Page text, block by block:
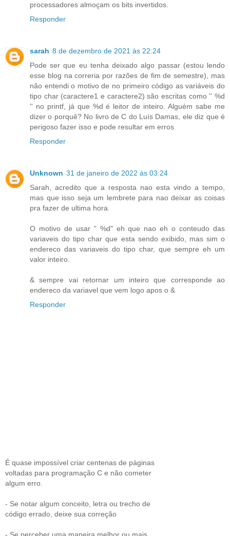
processadores almoçam os bits invertidos.
Responder
sarah 8 de dezembro de 2021 às 22:24
Pode ser que eu tenha deixado algo passar (estou lendo
esse blog na correria por razões de fim de semestre), mas
não entendi o motivo de no primeiro código as variáveis do
tipo char (caractere1 e caractere2) são escritas como '' %d
'' no printf, já que %d é leitor de inteiro. Alguém sabe me
dizer o porquê? No livro de C do Luís Damas, ele diz que é
perigoso fazer isso e pode resultar em erros
Responder
Unknown 31 de janeiro de 2022 às 03:24
Sarah, acredito que a resposta nao esta vindo a tempo,
mas que isso seja um lembrete para nao deixar as coisas
pra fazer de ultima hora.
O motivo de usar " %d" eh que nao eh o conteudo das
variaveis do tipo char que esta sendo exibido, mas sim o
endereco das variaveis do tipo char, que sempre eh um
valor inteiro.
& sempre vai retornar um inteiro que corresponde ao
endereco da variavel que vem logo apos o &
Responder
É quase impossível criar centenas de páginas
voltadas para programação C e não cometer
algum erro.
- Se notar algum conceito, letra ou trecho de
código errado, deixe sua correção
- Se perceber uma maneira melhor ou mais